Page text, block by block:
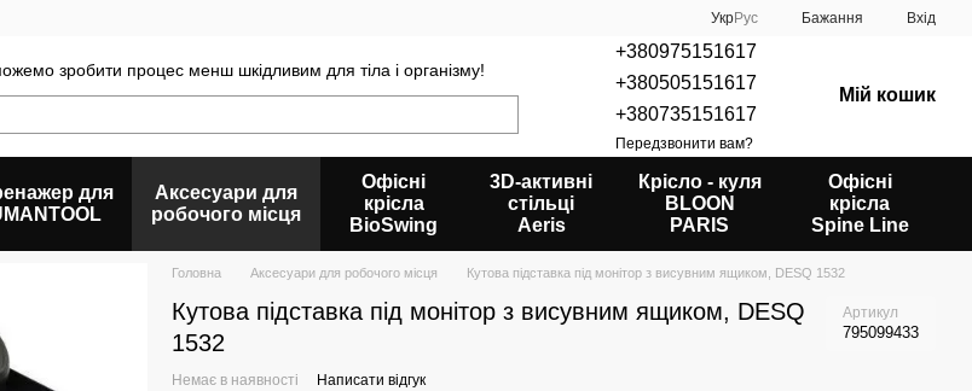
УкрРус Бажання Вхід
зробити процес менш шкідливим для тіла і організму!
+380975151617
+380505151617
+380735151617
Передзвонити вам?
Мій кошик
для
Аксесуари для
робочого місця
Офісні
крісла
BioSwing
3D-активні
стільці
Aeris
Крісло - куля
BLOON
PARIS
Офісні
крісла
Spine Line
Головна Аксесуари для робочого місця Кутова підставка під монітор з висувним ящиком, DESQ 1532
Кутова підставка під монітор з висувним ящиком, DESQ
1532
Артикул
795099433
Немає в наявності Написати відгук